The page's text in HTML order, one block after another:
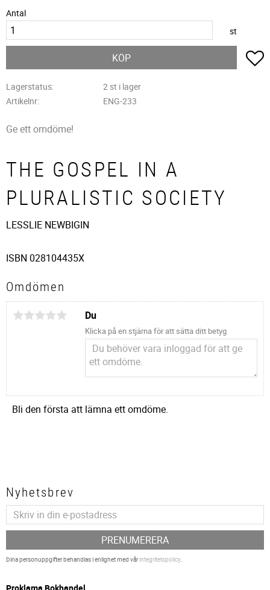
Antal
st
KÖP
Lagerstatus
2 st i lager
Artikelnr
ENG-233
Ge ett omdöme!
THE GOSPEL IN A
PLURALISTIC SOCIETY
LESSLIE NEWBIGIN
ISBN 028104435X
Omdömen
Du
Klicka på en stjärna för att sätta ditt betyg
Bli den första att lämna ett omdöme.
Nyhetsbrev
PRENUMERERA
Dina personuppgifter behandlas i enlighet med vårintegritetspolicy.